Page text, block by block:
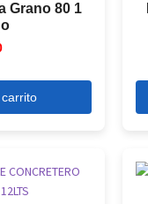
Grano 80 1